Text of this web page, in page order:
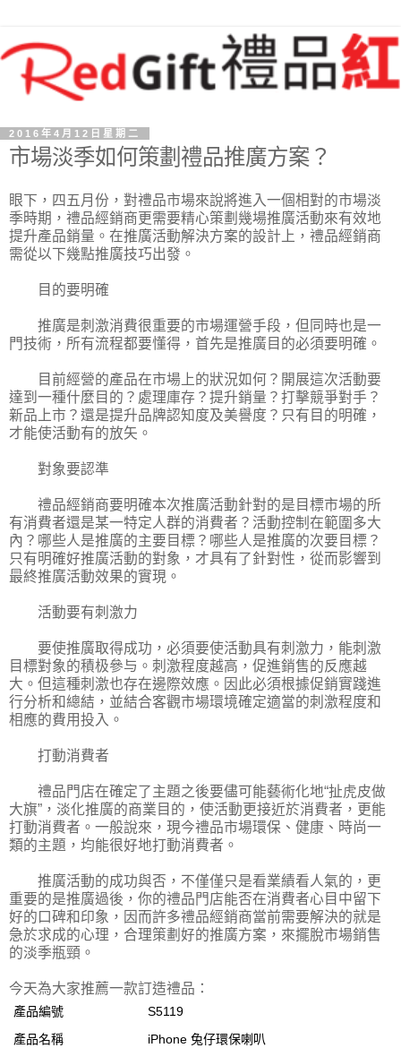
2016年4月12日星期二
市場淡季如何策劃禮品推廣方案？
眼下，四五月份，對禮品市場來說將進入一個相對的市場淡
季時期，禮品經銷商更需要精心策劃幾場推廣活動來有效地
提升產品銷量。在推廣活動解決方案的設計上，禮品經銷商
需從以下幾點推廣技巧出發。
目的要明確
推廣是刺激消費很重要的市場運營手段，但同時也是一
門技術，所有流程都要懂得，首先是推廣目的必須要明確。
目前經營的產品在市場上的狀況如何？開展這次活動要
達到一種什麼目的？處理庫存？提升銷量？打擊競爭對手？
新品上市？還是提升品牌認知度及美譽度？只有目的明確，
才能使活動有的放矢。
對象要認準
禮品經銷商要明確本次推廣活動針對的是目標市場的所
有消費者還是某一特定人群的消費者？活動控制在範圍多大
內？哪些人是推廣的主要目標？哪些人是推廣的次要目標？
只有明確好推廣活動的對象，才具有了針對性，從而影響到
最終推廣活動效果的實現。
活動要有刺激力
要使推廣取得成功，必須要使活動具有刺激力，能刺激
目標對象的積极參与。刺激程度越高，促進銷售的反應越
大。但這種刺激也存在邊際效應。因此必須根據促銷實踐進
行分析和總結，並結合客觀市場環境確定適當的刺激程度和
相應的費用投入。
打動消費者
禮品門店在確定了主題之後要儘可能藝術化地“扯虎皮做
大旗”，淡化推廣的商業目的，使活動更接近於消費者，更能
打動消費者。一般說來，現今禮品市場環保、健康、時尚一
類的主題，均能很好地打動消費者。
推廣活動的成功與否，不僅僅只是看業績看人氣的，更
重要的是推廣過後，你的禮品門店能否在消費者心目中留下
好的口碑和印象，因而許多禮品經銷商當前需要解決的就是
急於求成的心理，合理策劃好的推廣方案，來擺脫市場銷售
的淡季瓶頸。
今天為大家推薦一款訂造禮品：
產品編號
S5119
產品名稱
iPhone 兔仔環保喇叭